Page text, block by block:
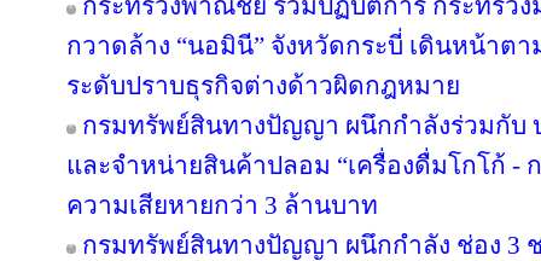
กระทรวงพาณิชย์ ร่วมปฏิบัติการ กระทรว
กวาดล้าง “นอมินี” จังหวัดกระบี่ เดินหน้าต
ระดับปราบธุรกิจต่างด้าวผิดกฎหมาย
กรมทรัพย์สินทางปัญญา ผนึกกำลังร่วมกับ
และจำหน่ายสินค้าปลอม “เครื่องดื่มโกโก้ -
ความเสียหายกว่า 3 ล้านบาท
กรมทรัพย์สินทางปัญญา ผนึกกำลัง ช่อง 3